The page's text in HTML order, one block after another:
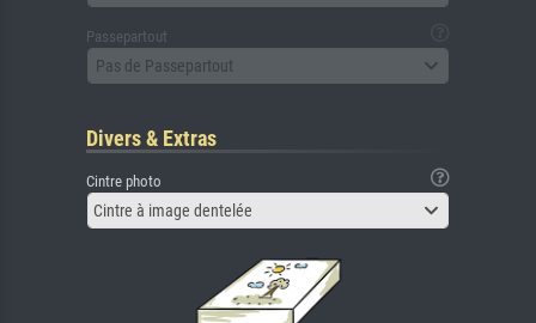
Passepartout
Pas de Passepartout
Divers & Extras
Cintre photo
Cintre à image dentelée